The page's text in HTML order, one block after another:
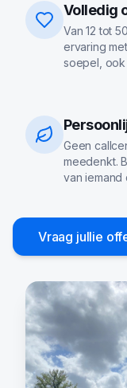
Volledig
Van 12 tot
ervaring
soepel,
Geen
meedenkt.
van iemand
Vraag jullie